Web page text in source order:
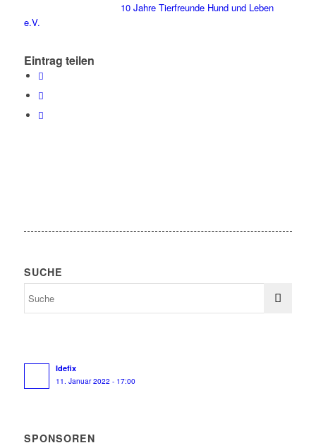
10 Jahre Tierfreunde Hund und Leben
e.V.
Eintrag teilen
SUCHE
Idefix
11. Januar 2022 - 17:00
SPONSOREN